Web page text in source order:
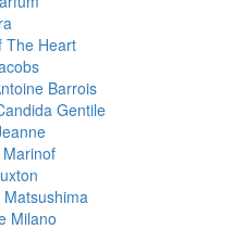
The Heart
Barrois
Gentile
Milano